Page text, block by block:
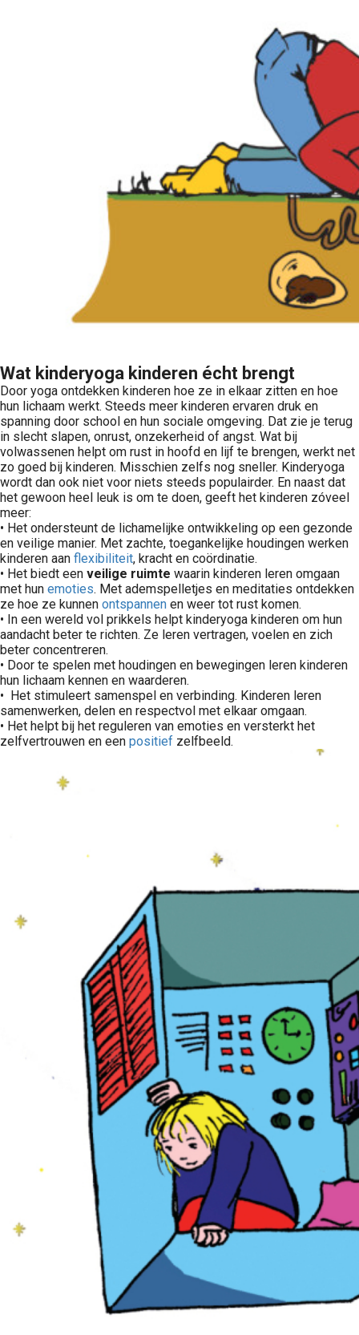
Wat kinderyoga kinderen écht brengt
Door yoga ontdekken kinderen hoe ze in elkaar zitten en hoe
hun lichaam werkt. Steeds meer kinderen ervaren druk en
spanning door school en hun sociale omgeving. Dat zie je terug
in slecht slapen, onrust, onzekerheid of angst. Wat bij
volwassenen helpt om rust in hoofd en lijf te brengen, werkt net
zo goed bij kinderen. Misschien zelfs nog sneller. Kinderyoga
wordt dan ook niet voor niets steeds populairder. En naast dat
het gewoon heel leuk is om te doen, geeft het kinderen zóveel
meer:
• Het ondersteunt de lichamelijke ontwikkeling op een gezonde
en veilige manier. Met zachte, toegankelijke houdingen werken
kinderen aan flexibiliteit, kracht en coördinatie.
• Het biedt een veilige ruimte waarin kinderen leren omgaan
met hun emoties. Met ademspelletjes en meditaties ontdekken
ze hoe ze kunnen ontspannen en weer tot rust komen.
• In een wereld vol prikkels helpt kinderyoga kinderen om hun
aandacht beter te richten. Ze leren vertragen, voelen en zich
beter concentreren.
• Door te spelen met houdingen en bewegingen leren kinderen
hun lichaam kennen en waarderen.
• Het stimuleert samenspel en verbinding. Kinderen leren
samenwerken, delen en respectvol met elkaar omgaan.
• Het helpt bij het reguleren van emoties en versterkt het
zelfvertrouwen en een positief zelfbeeld.